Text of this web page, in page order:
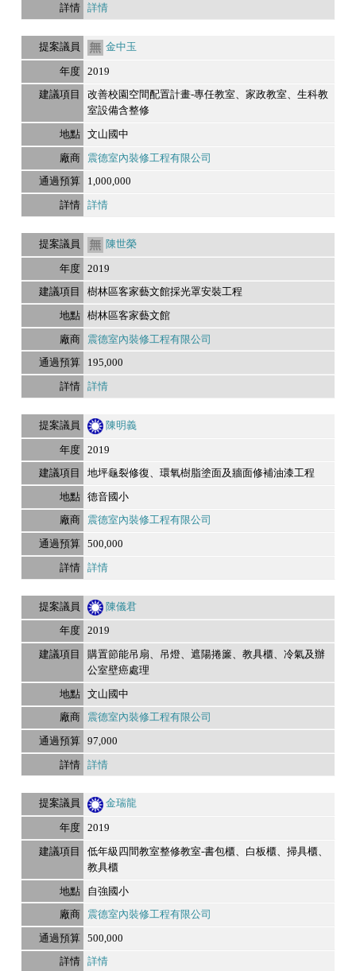
詳情
金中玉
2019
改善校園空間配置計畫-專任教室、家政教室、生科教
室設備含整修
文山國中
震德室內裝修工程有限公司
1,000,000
詳情
陳世榮
2019
樹林區客家藝文館採光罩安裝工程
樹林區客家藝文館
震德室內裝修工程有限公司
195,000
詳情
陳明義
2019
地坪龜裂修復、環氧樹脂塗面及牆面修補油漆工程
德音國小
震德室內裝修工程有限公司
500,000
詳情
陳儀君
2019
購置節能吊扇、吊燈、遮陽捲簾、教具櫃、冷氣及辦
公室壁癌處理
文山國中
震德室內裝修工程有限公司
97,000
詳情
金瑞龍
2019
低年級四間教室整修教室-書包櫃、白板櫃、掃具櫃、
教具櫃
自強國小
震德室內裝修工程有限公司
500,000
詳情